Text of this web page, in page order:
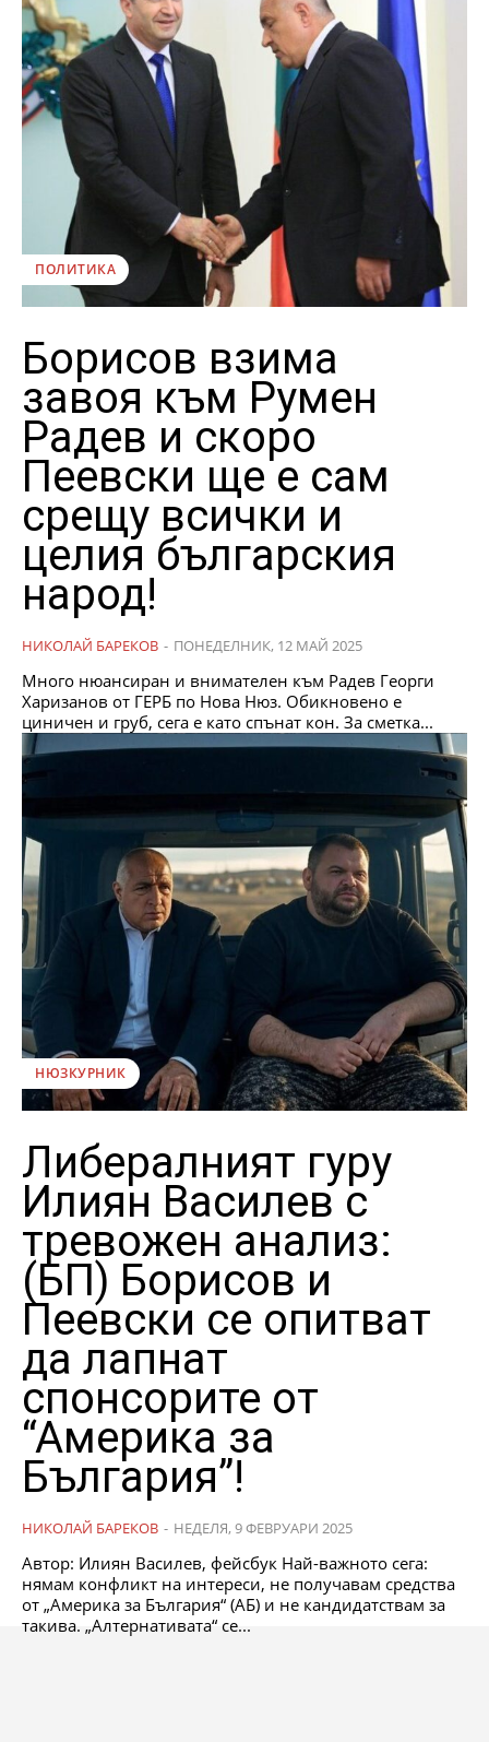
ПОЛИТИКА
Борисов взима
завоя към Румен
Радев и скоро
Пеевски ще е сам
срещу всички и
целия българския
народ!
НИКОЛАЙ БАРЕКОВ - ПОНЕДЕЛНИК, 12 МАЙ 2025
Много нюансиран и внимателен към Радев Георги
Харизанов от ГЕРБ по Нова Нюз. Обикновено е
циничен и груб, сега е като спънат кон. За сметка...
НЮЗКУРНИК
Либералният гуру
Илиян Василев с
тревожен анализ:
(БП) Борисов и
Пеевски се опитват
да лапнат
спонсорите от
“Америка за
България”!
НИКОЛАЙ БАРЕКОВ - НЕДЕЛЯ, 9 ФЕВРУАРИ 2025
Автор: Илиян Василев, фейсбук Най-важното сега:
нямам конфликт на интереси, не получавам средства
от „Америка за България“ (АБ) и не кандидатствам за
такива. „Алтернативата“ се...